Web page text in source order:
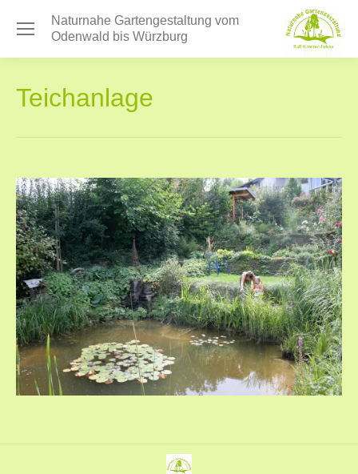
Naturnahe Gartengestaltung vom
Odenwald bis Würzburg
Teichanlage